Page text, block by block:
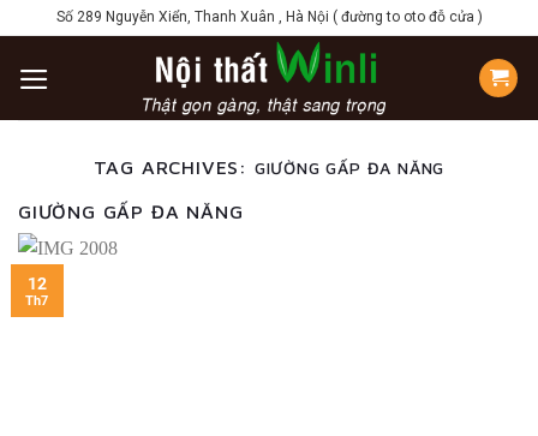
to
content
Số 289 Nguyễn Xiển, Thanh Xuân , Hà Nội ( đường to oto đỗ cửa )
TAG ARCHIVES: GIƯỜNG GẤP ĐA NĂNG
GIƯỜNG GẤP ĐA NĂNG
12
Th7